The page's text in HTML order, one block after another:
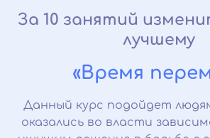
За 10 занятий
лучшему
«Время
Данный курс подойдет
оказались во власти